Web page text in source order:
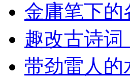
金庸笔下的
趣改古诗词
带劲雷人的